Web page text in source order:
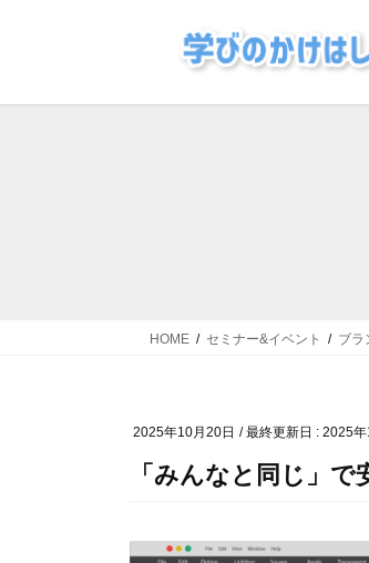
HOME セミナー&イベント ブラ
2025年10月20日 / 最終更新日 : 2025年
「みんなと同じ」